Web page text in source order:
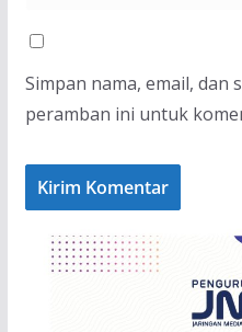
Simpan nama, email, dan
peramban ini untuk